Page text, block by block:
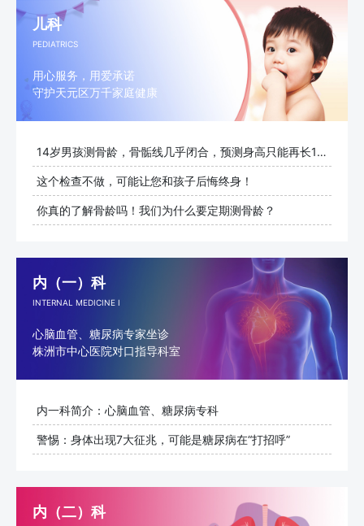
儿科
PEDIATRICS
用心服务，用爱承诺
守护天元区万千家庭健康
14岁男孩测骨龄，骨骺线几乎闭合，预测身高只能再长1cm
这个检查不做，可能让您和孩子后悔终身！
你真的了解骨龄吗！我们为什么要定期测骨龄？
内（一）科
INTERNAL MEDICINE I
心脑血管、糖尿病专家坐诊
株洲市中心医院对口指导科室
内一科简介：心脑血管、糖尿病专科
警惕：身体出现7大征兆，可能是糖尿病在“打招呼”
内（二）科